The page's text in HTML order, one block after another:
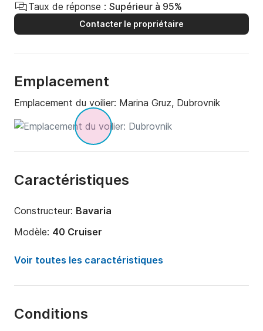
Taux de réponse : Supérieur à 95%
Contacter le propriétaire
Emplacement
Emplacement du voilier: Marina Gruz, Dubrovnik
Caractéristiques
Constructeur: Bavaria
Modèle: 40 Cruiser
Année:
2002 (Rénové en 2021)
Nombre de couchages:
Voir toutes les caractéristiques
Conditions